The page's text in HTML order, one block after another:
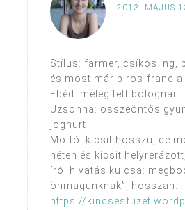
2013. MÁJUS
Stílus: farmer, csíkos ing,
és most már piros-francia
Ebéd: melegített bolognai
Uzsonna: összeöntős
joghurt
Mottó: kicsit hosszú, de
héten és kicsit
írói hivatás kulcsa:
önmagunknak”, hosszan:
https://